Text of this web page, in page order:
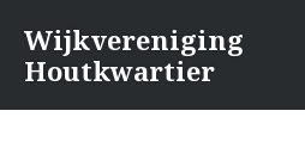
inhoud
Wijkvereniging
Houtkwartier